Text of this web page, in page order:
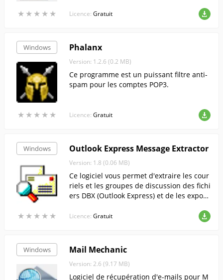
★ ★ ★ ★ ★
★ ★ ★ ★ ★ Licence: Gratuit
Windows
★ ★ ★ ★ ★
★ ★ ★ ★ ★
Phalanx
Version: 1.2.6 (0.2 MB)
Ce programme est un puissant filtre anti-
spam pour les comptes POP3.
Licence: Gratuit
Windows
★ ★ ★ ★ ★
★ ★ ★ ★ ★
Outlook Express Message Extractor
Version: 1.8 (0.06 MB)
Ce logiciel vous permet d'extraire les cour
riels et les groupes de discussion des fichi
ers DBX (Outlook Express) et de les export
Licence: Gratuit
Windows Mail Mechanic
Version: 2.6 (9.17 MB)
Logiciel de récupération d'e-mails pour M